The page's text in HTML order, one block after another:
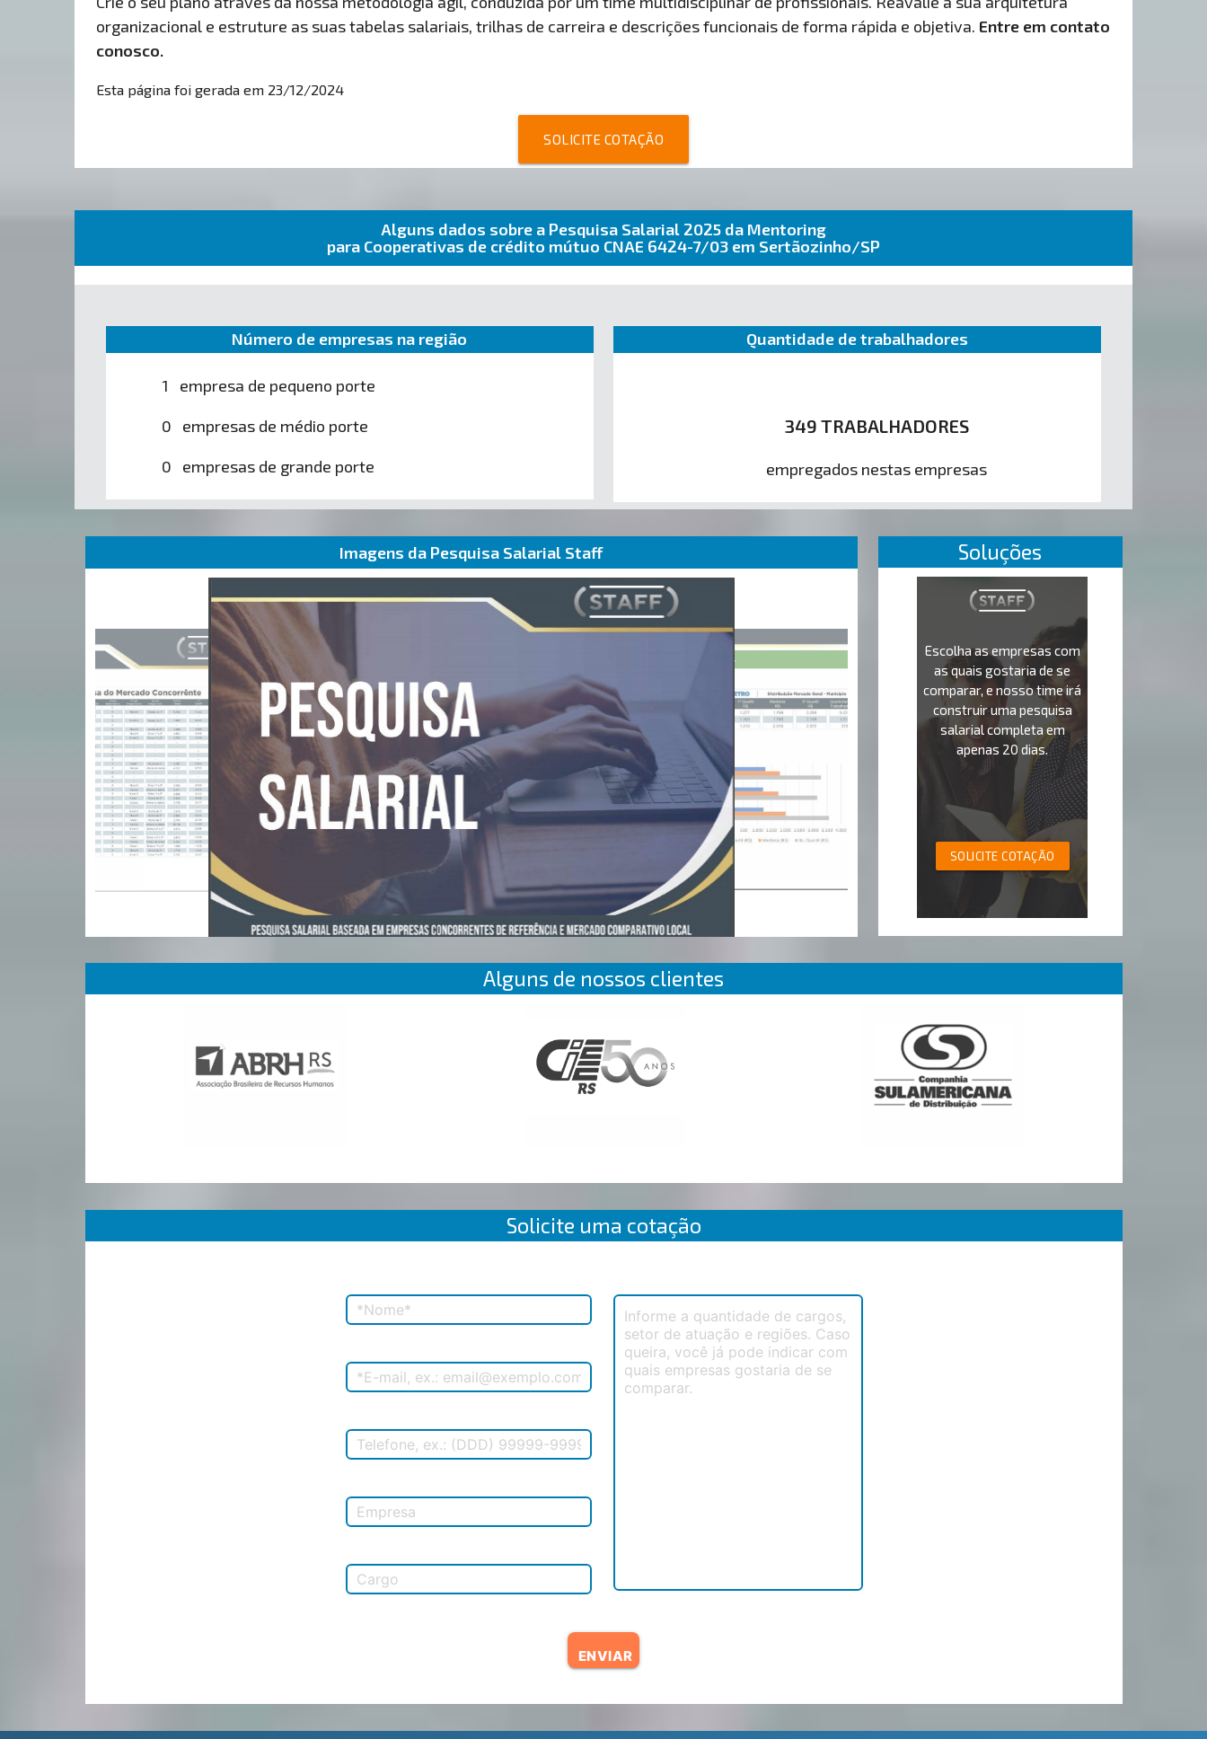
organizacional e estruture as suas tabelas salariais, trilhas de carreira e descrições funcionais de forma rápida e objetiva. Entre em contato
conosco.
Esta página foi gerada em 23/12/2024
SOLICITE COTAÇÃO
Alguns dados sobre a Pesquisa Salarial 2025 da Mentoring
para Cooperativas de crédito mútuo CNAE 6424-7/03 em Sertãozinho/SP
Número de empresas na região
1 empresa de pequeno porte
0 empresas de médio porte
0 empresas de grande porte
Quantidade de trabalhadores
349 TRABALHADORES
empregados nestas empresas
Imagens da Pesquisa Salarial Staff Soluções
Escolha as empresas com
as quais gostaria de se
comparar, e nosso time irá
construir uma pesquisa
salarial completa em
apenas 20 dias.
SOLICITE COTAÇÃO
Alguns de nossos clientes
Solicite uma cotação
ENVIAR